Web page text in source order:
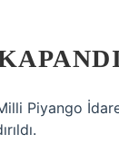
Piyango